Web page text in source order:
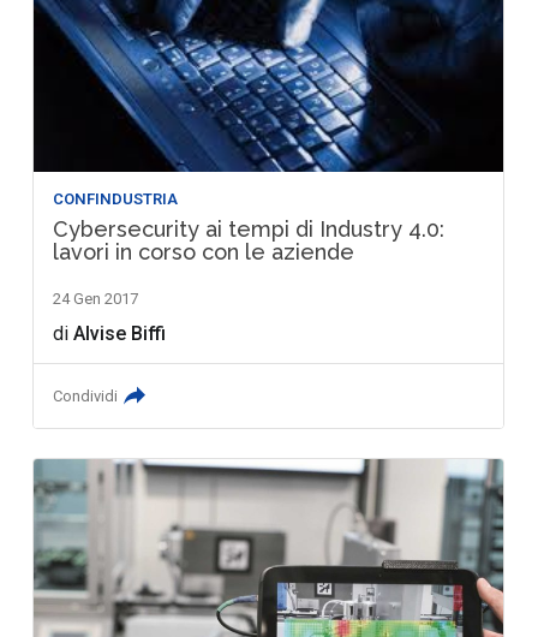
CONFINDUSTRIA
Cybersecurity ai tempi di Industry 4.0:
lavori in corso con le aziende
24 Gen 2017
diAlvise Biffi
Condividi